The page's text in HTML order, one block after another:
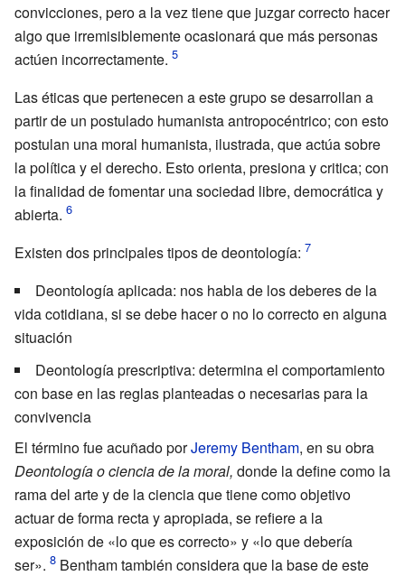
convicciones, pero a la vez tiene que juzgar correcto hacer
algo que irremisiblemente ocasionará que más personas
actúen incorrectamente.
Las éticas que pertenecen a este grupo se desarrollan a
partir de un postulado humanista antropocéntrico; con esto
postulan una moral humanista, ilustrada, que actúa sobre
la política y el derecho. Esto orienta, presiona y critica; con
la finalidad de fomentar una sociedad libre, democrática y
abierta.
Existen dos principales tipos de deontología:
Deontología aplicada: nos habla de los deberes de la
vida cotidiana, si se debe hacer o no lo correcto en alguna
situación
Deontología prescriptiva: determina el comportamiento
con base en las reglas planteadas o necesarias para la
convivencia
El término fue acuñado porJeremy Bentham, en su obra
Deontología o ciencia de la moral, donde la define como la
rama del arte y de la ciencia que tiene como objetivo
actuar de forma recta y apropiada, se refiere a la
exposición de «lo que es correcto» y «lo que debería
ser».
Bentham también considera que la base de este